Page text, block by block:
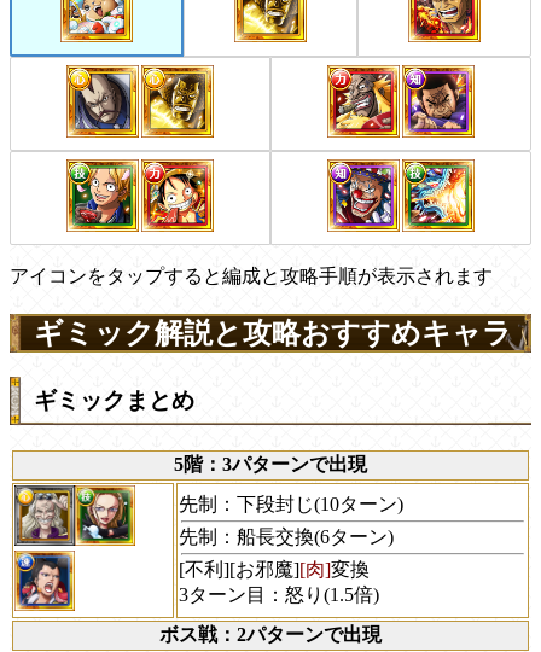
アイコンをタップすると編成と攻略手順が表示されます
ギミック解説と攻略おすすめキャラ
ギミックまとめ
5階：3パターンで出現
先制：下段封じ(10ターン)
先制：船長交換(6ターン)
[不利][お邪魔][肉]変換
3ターン目：怒り(1.5倍)
ボス戦：2パターンで出現